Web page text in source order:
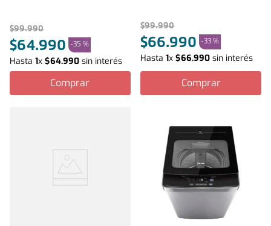
$99.990
$64.990 -35 %
Hasta 1x $64.990 sin interés
Comprar
$99.990
$66.990 -33 %
Hasta1x$66.990 sin interés
Comprar